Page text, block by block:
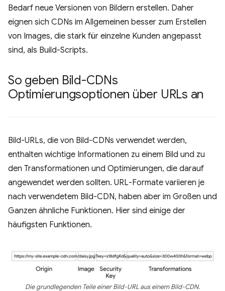
Bedarf neue Versionen von Bildern erstellen. Daher
eignen sich CDNs im Allgemeinen besser zum Erstellen
von Images, die stark für einzelne Kunden angepasst
sind, als Build-Scripts.
So geben Bild-CDNs
Optimierungsoptionen über URLs an
Bild-URLs, die von Bild-CDNs verwendet werden,
enthalten wichtige Informationen zu einem Bild und zu
den Transformationen und Optimierungen, die darauf
angewendet werden sollten. URL-Formate variieren je
nach verwendetem Bild-CDN, haben aber im Großen und
Ganzen ähnliche Funktionen. Hier sind einige der
häufigsten Funktionen.
Die grundlegenden Teile einer Bild-URL aus einem Bild-CDN.